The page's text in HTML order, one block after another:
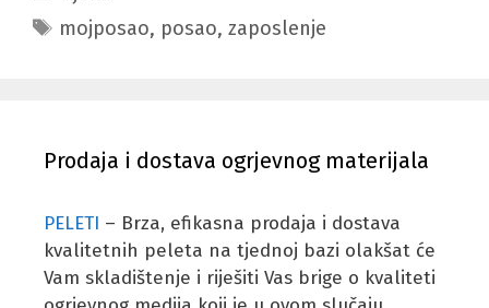
Oznake
mojposao, posao, zaposlenje
Prodaja i dostava ogrjevnog materijala
PELETI – Brza, efikasna prodaja i dostava
kvalitetnih peleta na tjednoj bazi olakšat će
Vam skladištenje i riješiti Vas brige o kvaliteti